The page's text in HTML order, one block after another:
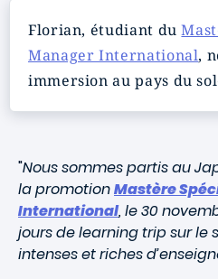
Florian, étudiant du
Manager International,
immersion au pays du
"Nous sommes partis au
la promotionMastère
International, le 30
jours de learning trip sur le
intenses et riches